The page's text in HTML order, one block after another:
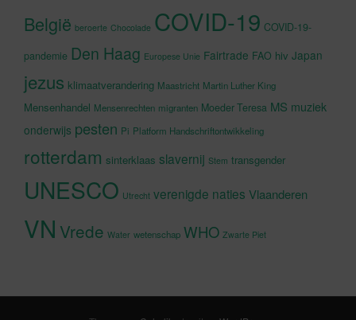
België beroerte Chocolade COVID-19 COVID-19-
pandemie Den Haag Europese Unie Fairtrade FAO hiv Japan
jezus klimaatverandering Maastricht Martin Luther King
Mensenhandel Mensenrechten migranten Moeder Teresa MS muziek
onderwijs pesten Pi Platform Handschriftontwikkeling
rotterdam sinterklaas slavernij Stem transgender
UNESCO Utrecht verenigde naties Vlaanderen
VN Vrede Water wetenschap WHO Zwarte Piet